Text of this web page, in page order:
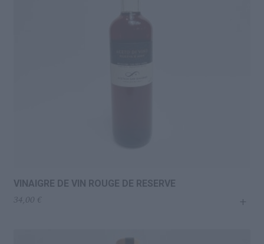
VINAIGRE DE VIN ROUGE DE RESERVE
34,00 € +